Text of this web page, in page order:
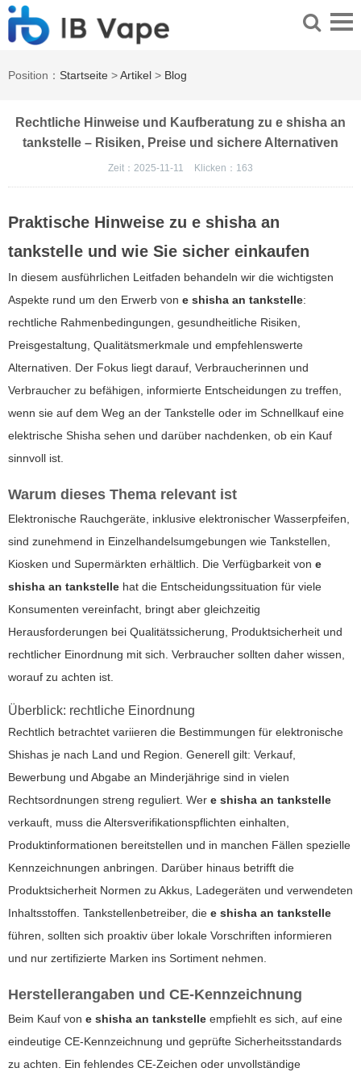
Position： Startseite >Artikel > Blog
Rechtliche Hinweise und Kaufberatung zu e shisha an
tankstelle – Risiken, Preise und sichere Alternativen
Zeit：2025-11-11 Klicken： 163
Praktische Hinweise zu e shisha an
tankstelle und wie Sie sicher einkaufen
In diesem ausführlichen Leitfaden behandeln wir die wichtigsten
Aspekte rund um den Erwerb von e shisha an tankstelle:
rechtliche Rahmenbedingungen, gesundheitliche Risiken,
Preisgestaltung, Qualitätsmerkmale und empfehlenswerte
Alternativen. Der Fokus liegt darauf, Verbraucherinnen und
Verbraucher zu befähigen, informierte Entscheidungen zu treffen,
wenn sie auf dem Weg an der Tankstelle oder im Schnellkauf eine
elektrische Shisha sehen und darüber nachdenken, ob ein Kauf
sinnvoll ist.
Warum dieses Thema relevant ist
Elektronische Rauchgeräte, inklusive elektronischer Wasserpfeifen,
sind zunehmend in Einzelhandelsumgebungen wie Tankstellen,
Kiosken und Supermärkten erhältlich. Die Verfügbarkeit von e
shisha an tankstelle hat die Entscheidungssituation für viele
Konsumenten vereinfacht, bringt aber gleichzeitig
Herausforderungen bei Qualitätssicherung, Produktsicherheit und
rechtlicher Einordnung mit sich. Verbraucher sollten daher wissen,
worauf zu achten ist.
Überblick: rechtliche Einordnung
Rechtlich betrachtet variieren die Bestimmungen für elektronische
Shishas je nach Land und Region. Generell gilt: Verkauf,
Bewerbung und Abgabe an Minderjährige sind in vielen
Rechtsordnungen streng reguliert. Wer e shisha an tankstelle
verkauft, muss die Altersverifikationspflichten einhalten,
Produktinformationen bereitstellen und in manchen Fällen spezielle
Kennzeichnungen anbringen. Darüber hinaus betrifft die
Produktsicherheit Normen zu Akkus, Ladegeräten und verwendeten
Inhaltsstoffen. Tankstellenbetreiber, die e shisha an tankstelle
führen, sollten sich proaktiv über lokale Vorschriften informieren
und nur zertifizierte Marken ins Sortiment nehmen.
Herstellerangaben und CE-Kennzeichnung
Beim Kauf von e shisha an tankstelle empfiehlt es sich, auf eine
eindeutige CE-Kennzeichnung und geprüfte Sicherheitsstandards
zu achten. Ein fehlendes CE-Zeichen oder unvollständige